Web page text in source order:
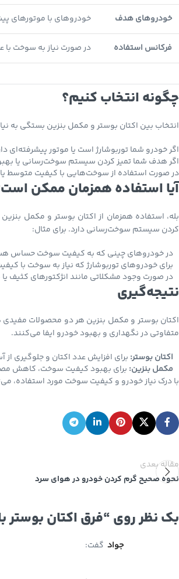
خودروهای هدف خودروهای با موتورهای
فرکانس استفاده در صورت نیاز به سوخت با
چگونه انتخاب کنیم؟
انتخاب بین اکتان بوستر و مکمل بنزین بستگی به
اگر خودرو شما توربوشارژ است یا موتور پیشرفته‌ای
اگر هدف شما تمیز کردن سیستم سوخت‌رسانی یا
در صورت استفاده از سوخت‌هایی با کیفیت متوسط یا
آیا استفاده همزمان ممکن
بله، استفاده همزمان از اکتان بوستر و مکمل
کردن سیستم سوخت‌رسانی دارد. برای مثال:
در خودروهای چینی که به کیفیت سوخت حساس
برای خودروهای توربوشارژ که نیاز به سوخت با کیفیت
در صورت وجود مشکلاتی مانند انژکتورهای کثیف
نتیجه‌گیری
اکتان بوستر و مکمل بنزین هر دو محصولات
متفاوتی در نگهداری و بهبود خودرو ایفا می‌کنند.
اکتان بوستر: برای افزایش عدد اکتان و جلوگیری از
مکمل بنزین: برای بهبود کیفیت سوخت، کاهش
با درک نیاز خودرو و کیفیت سوخت مورد استفاده،
مقاله بعدی
نحوه صحیح گرم کردن خودرو در هوای سرد
بک نظر روی “فرق اکتان
جواد گفت:
YouTube